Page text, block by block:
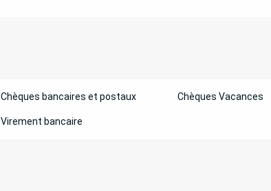
Chèques bancaires et postaux Chèques Vacances
Virement bancaire